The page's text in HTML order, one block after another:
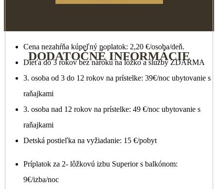
DODATOČNÉ INFORMÁCIE
Cena nezahŕňa kúpeľný poplatok: 2,20 €/osoba/deň.
Dieťa do 3 rokov bez nároku na lôžko a služby ZDARMA
3. osoba od 3 do 12 rokov na prístelke: 39€/noc ubytovanie s
raňajkami
3. osoba nad 12 rokov na prístelke: 49 €/noc ubytovanie s
raňajkami
Detská postieľka na vyžiadanie: 15 €/pobyt
Príplatok za 2- lôžkovú izbu Superior s balkónom:
9€/izba/noc